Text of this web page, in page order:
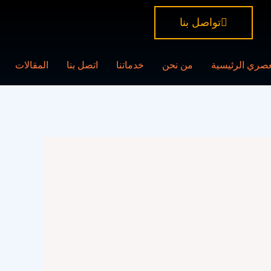
تواصل بنا
الرئيسية من نحن خدماتنا اتصل بنا المقالات